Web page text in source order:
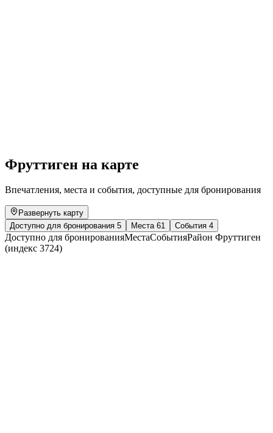
Фруттиген на карте
Впечатления, места и события, доступные для бронирования
Развернуть карту
Доступно для бронирования 5 Места 61 События 4
Доступно для бронированияМестаСобытияРайон Фруттиген
(индекс 3724)